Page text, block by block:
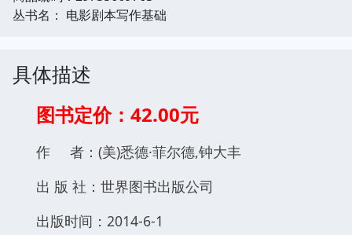
丛书名： 电影剧本写作基础
具体描述
图书定价：42.00元
作 者：(美)悉德·菲尔德,钟大丰
出 版 社：世界图书出版公司
出版时间：2014-6-1